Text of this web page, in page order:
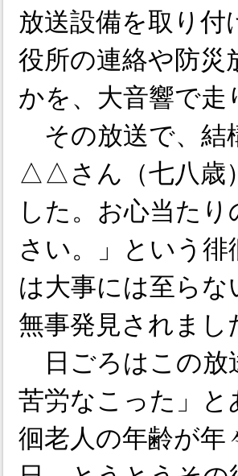
放送設備を取り
役所の連絡や防災
かを、大音響で走
その放送で、結
△△さん（七八歳
した。お心当た
さい。」という
は大事には至ら
無事発見されまし
日ごろはこの放
苦労なこった」
徊老人の年齢が